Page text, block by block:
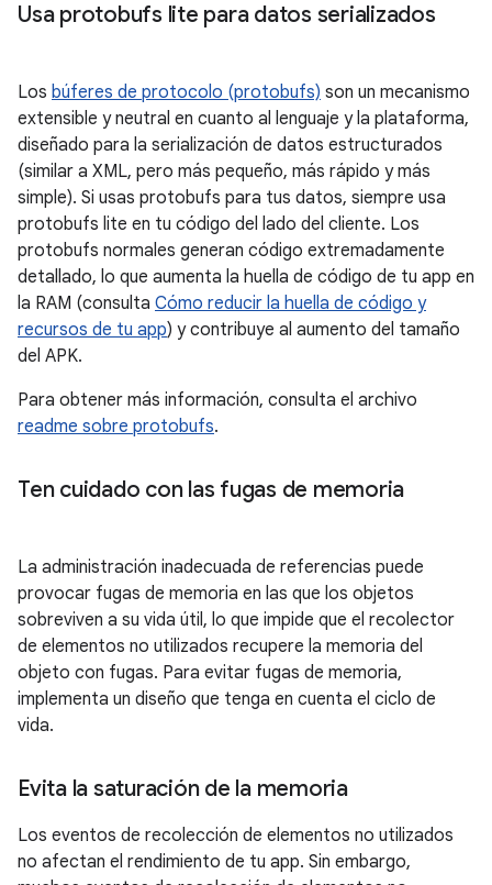
Usa protobufs lite para datos serializados
Los búferes de protocolo (protobufs) son un mecanismo
extensible y neutral en cuanto al lenguaje y la plataforma,
diseñado para la serialización de datos estructurados
(similar a XML, pero más pequeño, más rápido y más
simple). Si usas protobufs para tus datos, siempre usa
protobufs lite en tu código del lado del cliente. Los
protobufs normales generan código extremadamente
detallado, lo que aumenta la huella de código de tu app en
la RAM (consulta Cómo reducir la huella de código y
recursos de tu app) y contribuye al aumento del tamaño
del APK.
Para obtener más información, consulta el archivo
readme sobre protobufs.
Ten cuidado con las fugas de memoria
La administración inadecuada de referencias puede
provocar fugas de memoria en las que los objetos
sobreviven a su vida útil, lo que impide que el recolector
de elementos no utilizados recupere la memoria del
objeto con fugas. Para evitar fugas de memoria,
implementa un diseño que tenga en cuenta el ciclo de
vida.
Evita la saturación de la memoria
Los eventos de recolección de elementos no utilizados
no afectan el rendimiento de tu app. Sin embargo,